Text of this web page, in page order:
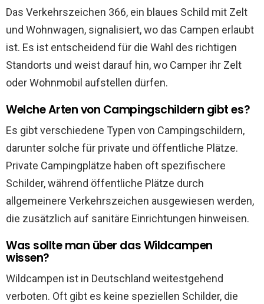
Das Verkehrszeichen 366, ein blaues Schild mit Zelt
und Wohnwagen, signalisiert, wo das Campen erlaubt
ist. Es ist entscheidend für die Wahl des richtigen
Standorts und weist darauf hin, wo Camper ihr Zelt
oder Wohnmobil aufstellen dürfen.
Welche Arten von Campingschildern gibt es?
Es gibt verschiedene Typen von Campingschildern,
darunter solche für private und öffentliche Plätze.
Private Campingplätze haben oft spezifischere
Schilder, während öffentliche Plätze durch
allgemeinere Verkehrszeichen ausgewiesen werden,
die zusätzlich auf sanitäre Einrichtungen hinweisen.
Was sollte man über das Wildcampen
wissen?
Wildcampen ist in Deutschland weitestgehend
verboten. Oft gibt es keine speziellen Schilder, die